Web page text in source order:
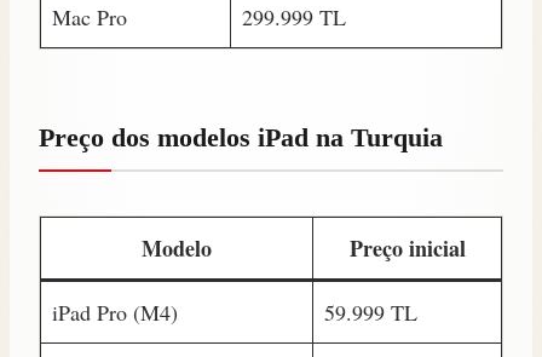
Mac Pro 299.999 TL
Preço dos modelos iPad na Turquia
Modelo Preço inicial
iPad Pro (M4) 59.999 TL